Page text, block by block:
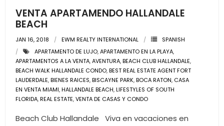
- HomeServices Insurance
ABOUT US
- Become an Associate
- Associate Roster
- Office Locations
VENTA APARTAMENDO HALLANDALE
BEACH
JAN 16, 2018 EWM REALTY INTERNATIONAL
SPANISH
APARTAMENTO DE LUJO,APARTAMENTO EN LA PLAYA,
APARTAMENTOS A LA VENTA,AVENTURA,BEACH CLUB HALLANDALE,
BEACH WALK HALLANDALE CONDO,BEST REAL ESTATE AGENT FORT
LAUDERDALE,BIENES RAICES,BISCAYNE PARK,BOCA RATON, CASA
EN VENTA MIAMI,HALLANDALE BEACH,LIFESTYLES OF SOUTH
FLORIDA,REAL ESTATE,VENTA DE CASAS Y CONDO
Beach Club Hallandale Viva en vacaciones en